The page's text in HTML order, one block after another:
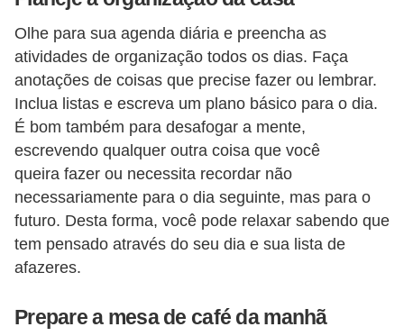
Olhe para sua agenda diária e preencha as
atividades de organização todos os dias. Faça
anotações de coisas que precise fazer ou lembrar.
Inclua listas e escreva um plano básico para o dia.
É bom também para desafogar a mente,
escrevendo qualquer outra coisa que você
queira fazer ou necessita recordar não
necessariamente para o dia seguinte, mas para o
futuro. Desta forma, você pode relaxar sabendo que
tem pensado através do seu dia e sua lista de
afazeres.
Prepare a mesa de café da manhã